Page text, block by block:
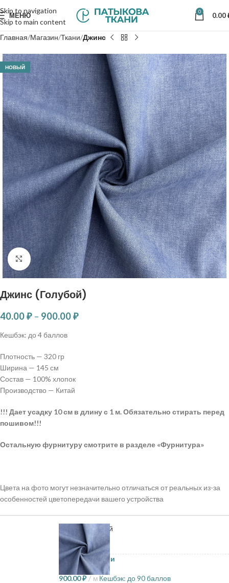
Skip to navigation
Skip to main content
МЕНЮ 0 0.00
Главная Магазин Ткани Джинс
НОВЫЙ
Нажмите, чтобы увеличить
Джинс (Голубой)
40.00₽ – 900.00₽
Кешбэк: до 4 баллов
Плотность — 320 гр
Ширина — 145 см
Состав — 100% хлопок
Производство — Китай
!!! Дает усадку 10 см в длину с 1 м. Обязательно стирать перед
пошивом!!!
Остальную фурнитуру смотрите в разделе «Фурнитура»
Цвета на фото могут незначительно отличаться от реальных из-за
особенностей цветопередачи вашего устройства
Джинс - Голубой
900.00₽ м Кешбэк: до 90 баллов
12 в наличии